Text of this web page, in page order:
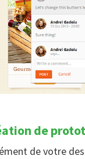
de
de votre